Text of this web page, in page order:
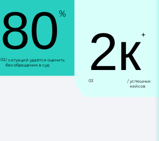
80%
02/ ситуаций удаётся оценить
без обращения в суд
2к+
03
/ успешных
кейсов